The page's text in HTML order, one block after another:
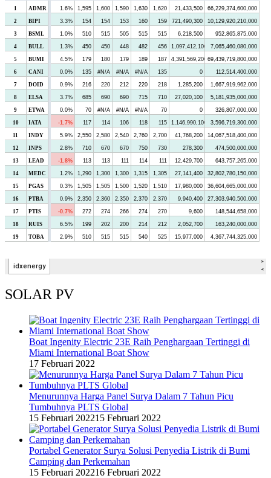
SOLAR PV
Boat Ingenity Electric 23E Raih Penghargaan Tertinggi di
Miami International Boat Show
17 Februari 2022
Menurunnya Harga Panel Surya Dalam 7 Tahun Picu
Tumbuhnya PLTS Global
15 Februari 202215 Februari 2022
Portabel Generator Surya Solusi Penyedia Listrik di Bumi
Camping dan Perkemahan
15 Februari 202216 Februari 2022